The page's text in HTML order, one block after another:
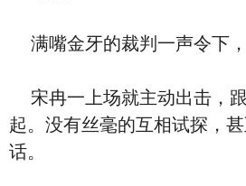
满嘴金牙的裁判一声令下，
宋冉一上场就主动出击，
起。没有丝毫的互相试探，
话。